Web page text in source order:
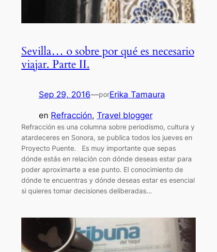
Sevilla… o sobre por qué es necesario
viajar. Parte II.
Sep 29, 2016—porErika Tamaura
en Refracción, Travel blogger
Refracción es una columna sobre periodismo, cultura y
atardeceres en Sonora, se publica todos los jueves en
Proyecto Puente. Es muy importante que sepas
dónde estás en relación con dónde deseas estar para
poder aproximarte a ese punto. El conocimiento de
dónde te encuentras y dónde deseas estar es esencial
si quieres tomar decisiones deliberadas…